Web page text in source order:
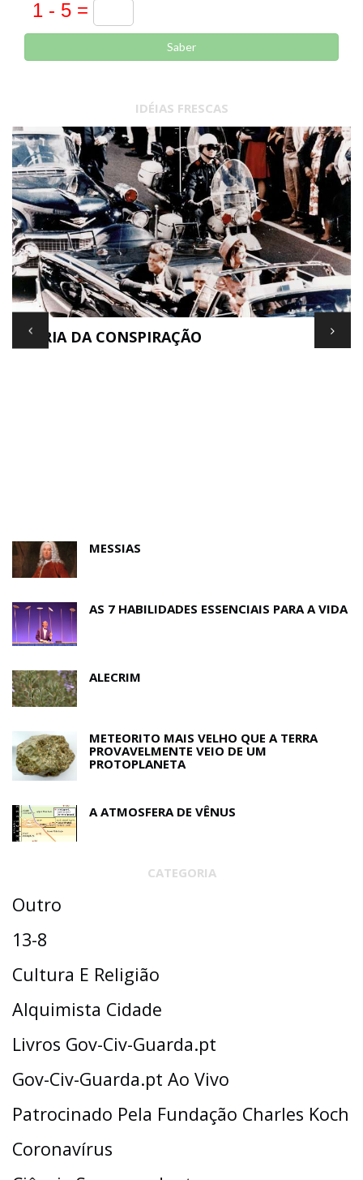
Saber
IDÉIAS FRESCAS
TEORIA DA CONSPIRAÇÃO
MESSIAS
AS 7 HABILIDADES ESSENCIAIS PARA A VIDA
ALECRIM
METEORITO MAIS VELHO QUE A TERRA
PROVAVELMENTE VEIO DE UM
PROTOPLANETA
A ATMOSFERA DE VÊNUS
CATEGORIA
Outro
13-8
Cultura E Religião
Alquimista Cidade
Livros Gov-Civ-Guarda.pt
Gov-Civ-Guarda.pt Ao Vivo
Patrocinado Pela Fundação Charles Koch
Coronavírus